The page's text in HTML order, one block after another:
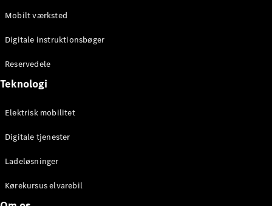
Konfigurator
Mobilt værksted
Digitale instruktionsbøger
Reservedele
Teknologi
Elektrisk mobilitet
Digitale tjenester
Ladeløsninger
Kørekursus elvarebil